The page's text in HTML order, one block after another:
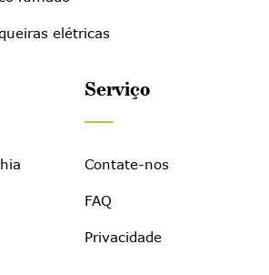
elétricas
Serviço
Contate-nos
FAQ
Privacidade